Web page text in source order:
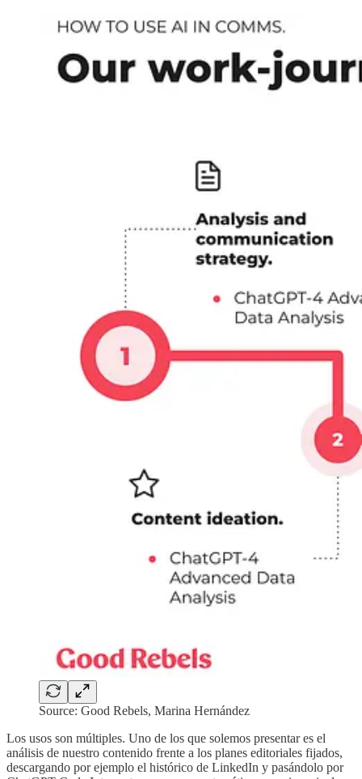
Source: Good Rebels, Marina Hernández
Los usos son múltiples. Uno de los que solemos presentar es el
análisis de nuestro contenido frente a los planes editoriales fijados,
descargando por ejemplo el histórico de LinkedIn y pasándolo por